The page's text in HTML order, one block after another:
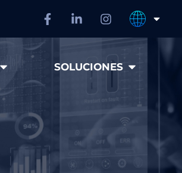
SOLUCIONES